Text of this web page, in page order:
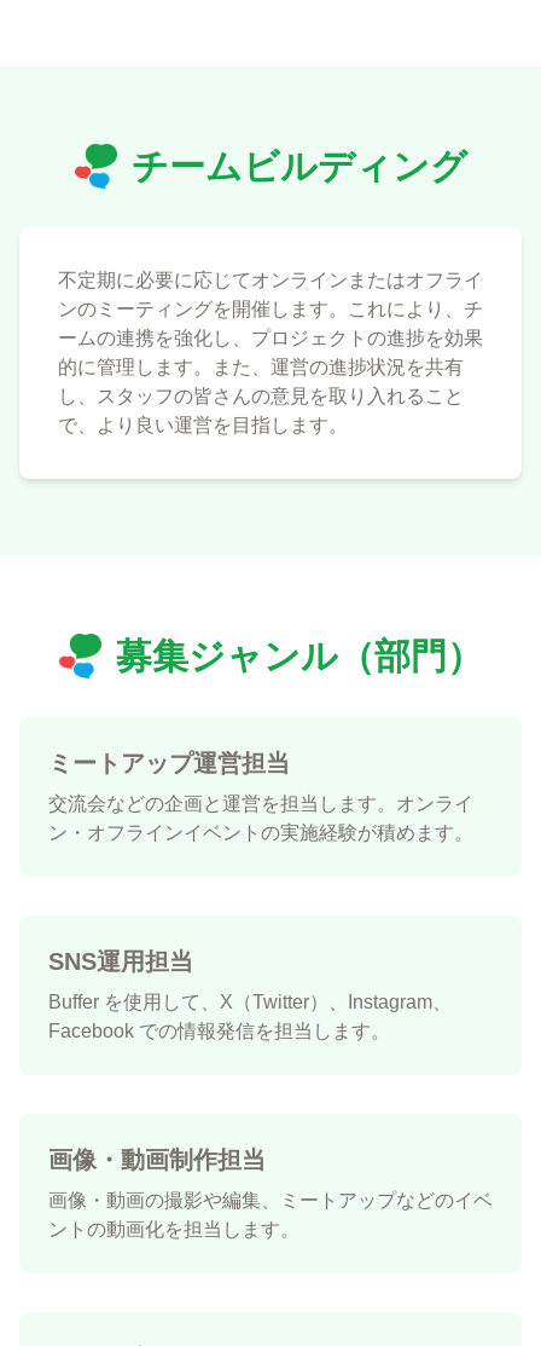
チームビルディング
不定期に必要に応じてオンラインまたはオフライ
ンのミーティングを開催します。これにより、チ
ームの連携を強化し、プロジェクトの進捗を効果
的に管理します。また、運営の進捗状況を共有
し、スタッフの皆さんの意見を取り入れること
で、より良い運営を目指します。
募集ジャンル（部門）
ミートアップ運営担当
交流会などの企画と運営を担当します。オンライ
ン・オフラインイベントの実施経験が積めます。
SNS運用担当
Buffer を使用して、X（Twitter）、Instagram、
Facebook での情報発信を担当します。
画像・動画制作担当
画像・動画の撮影や編集、ミートアップなどのイベ
ントの動画化を担当します。